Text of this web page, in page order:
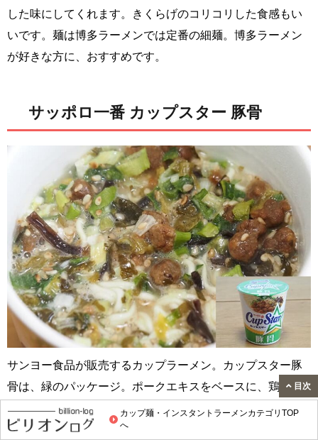
カップ麺・インスタントラーメンカテゴリTOP
へ
した味にしてくれます。きくらげのコリコリした食感もい
いです。麺は博多ラーメンでは定番の細麺。博多ラーメン
が好きな方に、おすすめです。
サッポロ一番 カップスター 豚骨
サンヨー食品が販売するカップラーメン。カップスター豚
骨は、緑のパッケージ。ポークエキスをベースに、鶏ガラ
エキスなどが使用されています。
目次